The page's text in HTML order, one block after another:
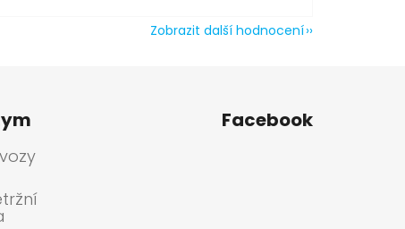
Zobrazit další hodnocení
Facebook